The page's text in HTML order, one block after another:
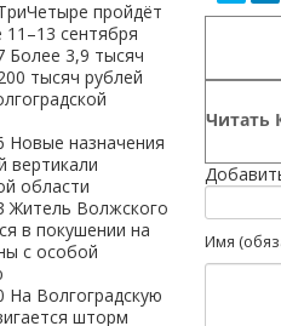
пройдёт
11–13 сентября
Более 3,9 тысяч
тысяч рублей
Новые назначения
вертикали
области
Житель Волжского
в покушении на
с особой
На Волгоградскую
шторм
Читать
Имя